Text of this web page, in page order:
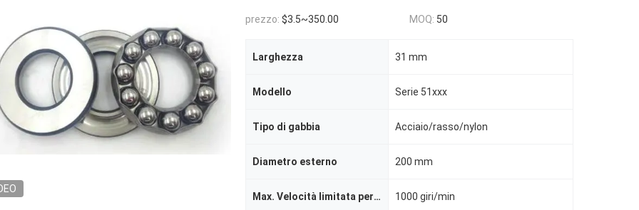
prezzo: $3.5~350.00 MOQ: 50
Larghezza 31 mm
Modello Serie 51xxx
Tipo di gabbia Acciaio/rasso/nylon
Diametro esterno 200 mm
Max. Velocità limitata per la lubrificazione a grasso 1000 giri/min